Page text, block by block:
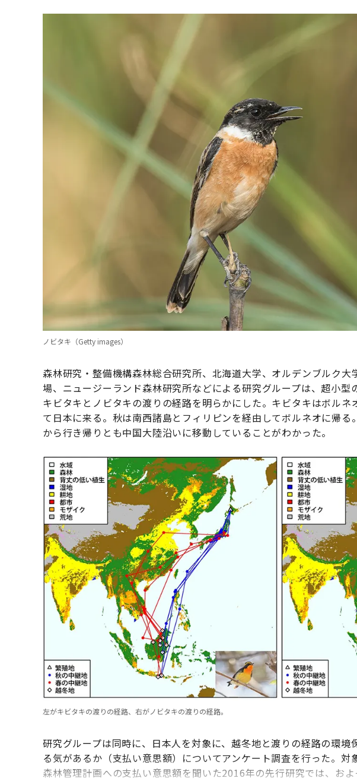
ノビタキ（Getty images）
森林研究・整備機構森林総合研究所、北海道大学、オルデンブルク
場、ニュージーランド森林研究所などによる研究グループは、超小型
キビタキとノビタキの渡りの経路を明らかにした。キビタキはボルネ
て日本に来る。秋は南西諸島とフィリピンを経由してボルネオに帰
から行き帰りとも中国大陸沿いに移動していることがわかった。
左がキビタキの渡りの経路、右がノビタキの渡りの経路。
研究グループは同時に、日本人を対象に、越冬地と渡りの経路の環境
る気があるか（支払い意思額）についてアンケート調査を行った。
森林管理計画への支払い意思額を聞いた2016年の先行研究では、お